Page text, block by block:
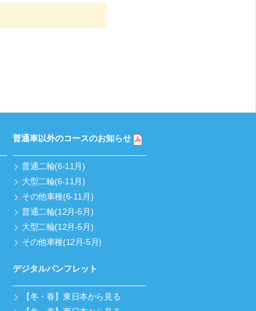
普通車以外のコースのお知らせ
普通二輪(6-11月)
大型二輪(6-11月)
その他車種(6-11月)
普通二輪(12月-5月)
大型二輪(12月-5月)
その他車種(12月-5月)
デジタルパンフレット
【冬・春】東日本から見る